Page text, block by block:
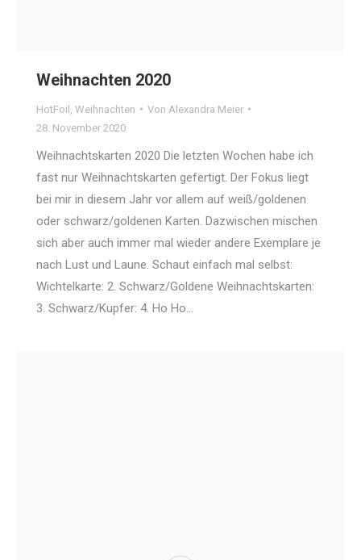
Weihnachten 2020
HotFoil Weihnachten Von Alexandra Meier
28. November 2020
Weihnachtskarten 2020 Die letzten Wochen habe ich
fast nur Weihnachtskarten gefertigt. Der Fokus liegt
bei mir in diesem Jahr vor allem auf weiß/goldenen
oder schwarz/goldenen Karten. Dazwischen mischen
sich aber auch immer mal wieder andere Exemplare je
nach Lust und Laune. Schaut einfach mal selbst:
Wichtelkarte: 2. Schwarz/Goldene Weihnachtskarten:
3. Schwarz/Kupfer: 4. Ho Ho…